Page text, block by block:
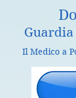
Il Medico a